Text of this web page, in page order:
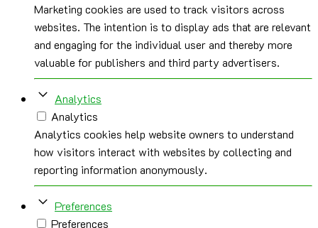
Marketing cookies are used to track visitors across
websites. The intention is to display ads that are relevant
and engaging for the individual user and thereby more
valuable for publishers and third party advertisers.
Analytics
Analytics
Analytics cookies help website owners to understand
how visitors interact with websites by collecting and
reporting information anonymously.
Preferences
Preferences